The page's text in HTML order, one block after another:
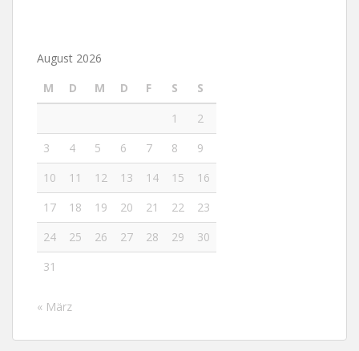
August 2026
M
D M D F S
S
1
2
3
4 5 6 7 8
9
10
11 12 13 14 15
16
17
18 19 20 21 22
23
24
25 26 27 28 29
30
31
« März